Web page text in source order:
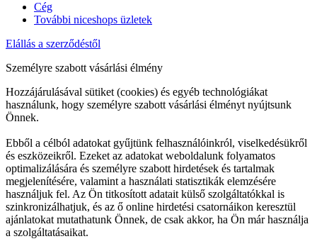
Cég
További niceshops üzletek
Elállás a szerződéstől
Személyre szabott vásárlási élmény
Hozzájárulásával sütiket (cookies) és egyéb technológiákat
használunk, hogy személyre szabott vásárlási élményt nyújtsunk
Önnek.
Ebből a célból adatokat gyűjtünk felhasználóinkról, viselkedésükről
és eszközeikről. Ezeket az adatokat weboldalunk folyamatos
optimalizálására és személyre szabott hirdetések és tartalmak
megjelenítésére, valamint a használati statisztikák elemzésére
használjuk fel. Az Ön titkosított adatait külső szolgáltatókkal is
szinkronizálhatjuk, és az ő online hirdetési csatornáikon keresztül
ajánlatokat mutathatunk Önnek, de csak akkor, ha Ön már használja
a szolgáltatásaikat.